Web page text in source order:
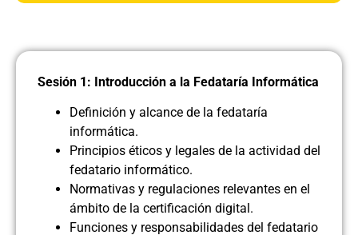
Sesión 1: Introducción a la Fedataría Informática
Definición y alcance de la fedataría
informática.
Principios éticos y legales de la actividad del
fedatario informático.
Normativas y regulaciones relevantes en el
ámbito de la certificación digital.
Funciones y responsabilidades del fedatario